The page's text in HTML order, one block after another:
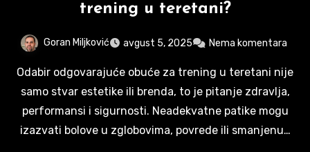
trening u teretani?
Goran Miljković avgust 5, 2025 Nema komentara
Odabir odgovarajuće obuće za trening u teretani nije
samo stvar estetike ili brenda, to je pitanje zdravlja,
performansi i sigurnosti. Neadekvatne patike mogu
izazvati bolove u zglobovima, povrede ili smanjenu…